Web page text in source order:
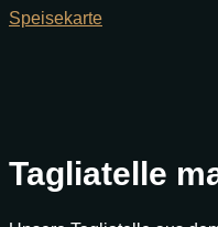
Speisekarte
Tagliatelle